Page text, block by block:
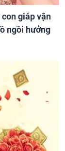
giáp vận
ngồi hưởng